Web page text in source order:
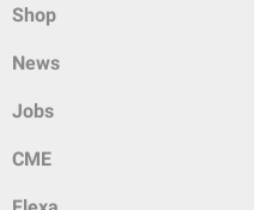
Shop
News
Jobs
CME